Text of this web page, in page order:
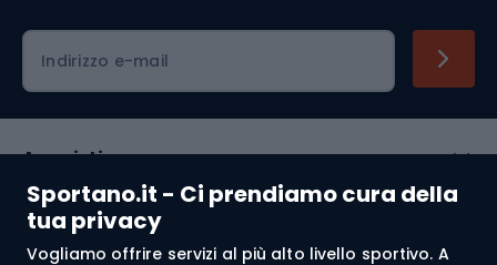
Sportano.it - Ci prendiamo cura della
tua privacy
Vogliamo offrire servizi al più alto livello sportivo. A
Indirizzo e-mail
Acquisti
Servizio clienti